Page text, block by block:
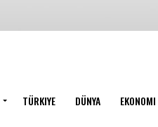
TÜRKIYE DÜNYA EKONOMI